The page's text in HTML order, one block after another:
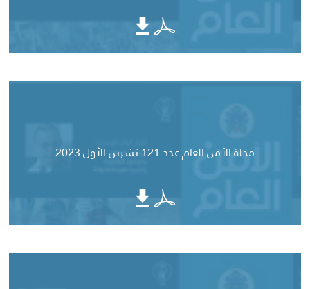
مجلة الأمن العام عدد 121 تشرين الأول 2023